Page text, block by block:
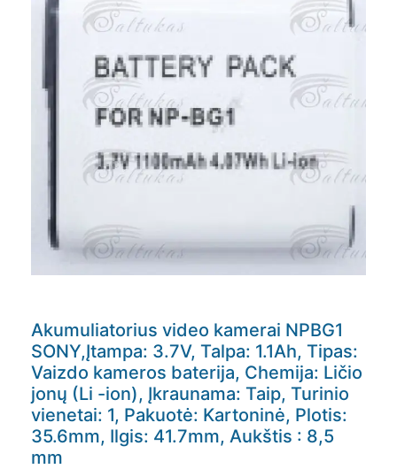
Akumuliatorius video kamerai NPBG1
SONY,Įtampa: 3.7V, Talpa: 1.1Ah, Tipas:
Vaizdo kameros baterija, Chemija: Ličio
jonų (Li -ion), Įkraunama: Taip, Turinio
vienetai: 1, Pakuotė: Kartoninė, Plotis:
35.6mm, Ilgis: 41.7mm, Aukštis : 8,5
mm